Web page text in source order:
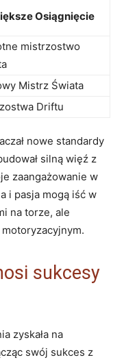
Osiągnięcie
mistrzostwo
Mistrz Świata
Driftu
nowe standardy
silną więź z
zaangażowanie w
i pasja mogą iść w
na torze, ale
sukcesy
zyskała na
swój sukces z